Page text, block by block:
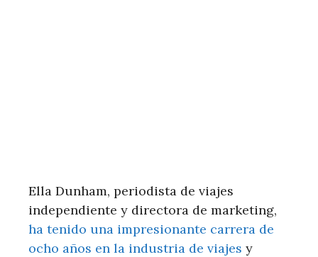
Ella Dunham, periodista de viajes
independiente y directora de marketing,
ha tenido una impresionante carrera de
ocho años en la industria de viajes y